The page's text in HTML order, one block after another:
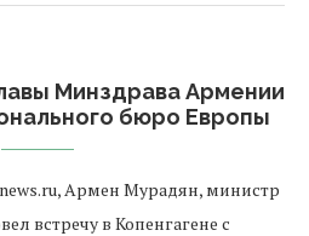
Минздрава Армении
бюро Европы
Армен Мурадян, министр
встречу в Копенгагене с